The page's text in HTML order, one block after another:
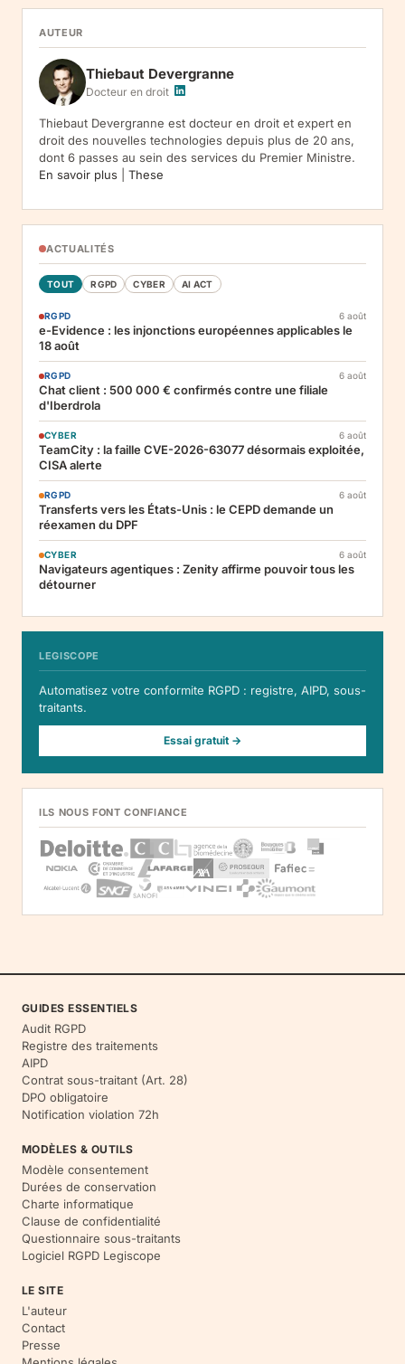
de nos communications. Base legale : consentement (art. 6.1.a
(hebergement), Amazon SES (envoi des emails). Conservation :
jusqu'a desinscription. Droits : acces, rectification, effacement,
limitation, opposition, portabilite -- exercez vos droits via notre
Reclamation :.
AUTEUR
Thiebaut Devergranne
Docteur en droit
Thiebaut Devergranne est docteur en droit et expert en
droit des nouvelles technologies depuis plus de 20 ans,
dont 6 passes au sein des services du Premier Ministre.
En savoir plus
These
ACTUALITÉS
TOUT RGPD CYBER AI ACT
RGPD 6 août
e-Evidence : les injonctions européennes applicables le
18 août
RGPD 6 août
Chat client : 500 000 € confirmés contre une filiale
d'Iberdrola
CYBER 6 août
TeamCity : la faille CVE-2026-63077 désormais exploitée,
CISA alerte
RGPD 6 août
Transferts vers les États-Unis : le CEPD demande un
réexamen du DPF
CYBER 6 août
Navigateurs agentiques : Zenity affirme pouvoir tous les
détourner
LEGISCOPE
Automatisez votre conformite RGPD : registre, AIPD, sous-
traitants.
Essai gratuit →
ILS NOUS FONT CONFIANCE
GUIDES ESSENTIELS
Audit RGPD
Registre des traitements
AIPD
Contrat sous-traitant (Art. 28)
DPO obligatoire
Notification violation 72h
MODÈLES & OUTILS
Modèle consentement
Durées de conservation
Charte informatique
Clause de confidentialité
Questionnaire sous-traitants
Logiciel RGPD Legiscope
LE SITE
L'auteur
Contact
Presse